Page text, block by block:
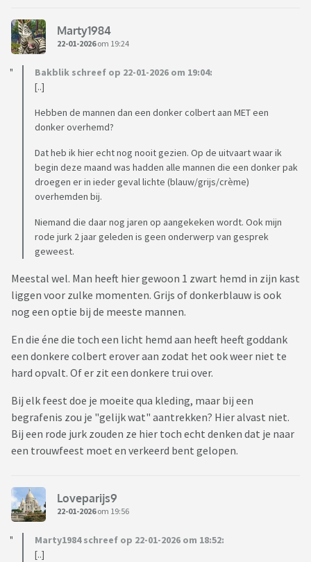
Marty1984
22-01-2026om 19:24
Bakblik schreef op 22-01-2026 om 19:04:
[..]
Hebben de mannen dan een donker colbert aan MET een
donker overhemd?
Dat heb ik hier echt nog nooit gezien. Op de uitvaart waar ik
begin deze maand was hadden alle mannen die een donker pak
droegen er in ieder geval lichte (blauw/grijs/crème)
overhemden bij.
Niemand die daar nog jaren op aangekeken wordt. Ook mijn
rode jurk 2 jaar geleden is geen onderwerp van gesprek
geweest.
Meestal wel. Man heeft hier gewoon 1 zwart hemd in zijn kast
liggen voor zulke momenten. Grijs of donkerblauw is ook
nog een optie bij de meeste mannen.
En die éne die toch een licht hemd aan heeft heeft goddank
een donkere colbert erover aan zodat het ook weer niet te
hard opvalt. Of er zit een donkere trui over.
Bij elk feest doe je moeite qua kleding, maar bij een
begrafenis zou je "gelijk wat" aantrekken? Hier alvast niet.
Bij een rode jurk zouden ze hier toch echt denken dat je naar
een trouwfeest moet en verkeerd bent gelopen.
Loveparijs9
22-01-2026om 19:56
Marty1984 schreef op 22-01-2026 om 18:52:
[..]